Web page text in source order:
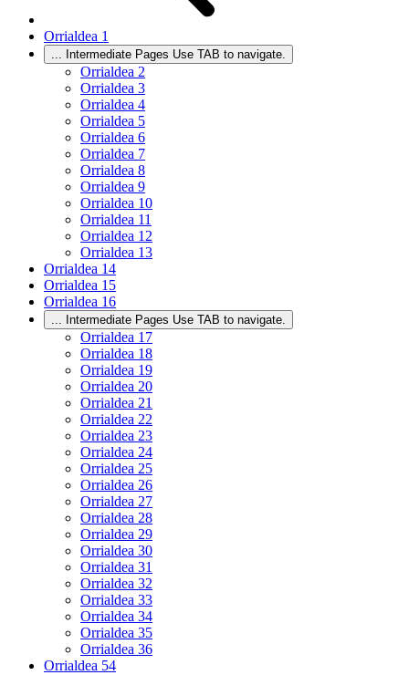
Orrialdea 1
... Intermediate Pages Use TAB to navigate.
Orrialdea 2
Orrialdea 3
Orrialdea 4
Orrialdea 5
Orrialdea 6
Orrialdea 7
Orrialdea 8
Orrialdea 9
Orrialdea 10
Orrialdea 11
Orrialdea 12
Orrialdea 13
Orrialdea 14
Orrialdea 15
Orrialdea 16
... Intermediate Pages Use TAB to navigate.
Orrialdea 17
Orrialdea 18
Orrialdea 19
Orrialdea 20
Orrialdea 21
Orrialdea 22
Orrialdea 23
Orrialdea 24
Orrialdea 25
Orrialdea 26
Orrialdea 27
Orrialdea 28
Orrialdea 29
Orrialdea 30
Orrialdea 31
Orrialdea 32
Orrialdea 33
Orrialdea 34
Orrialdea 35
Orrialdea 36
Orrialdea 54